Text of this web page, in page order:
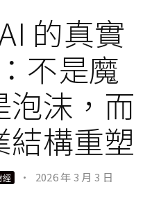
的真實
不是魔
泡沫，而
結構重塑
經 · 2026 年 3 月 3 日